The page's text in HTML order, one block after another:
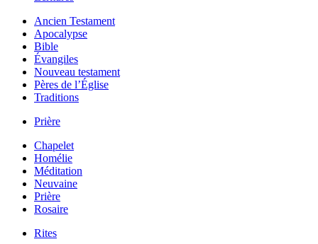
Ancien Testament
Apocalypse
Bible
Évangiles
Nouveau testament
Pères de l’Église
Traditions
Prière
Chapelet
Homélie
Méditation
Neuvaine
Prière
Rosaire
Rites